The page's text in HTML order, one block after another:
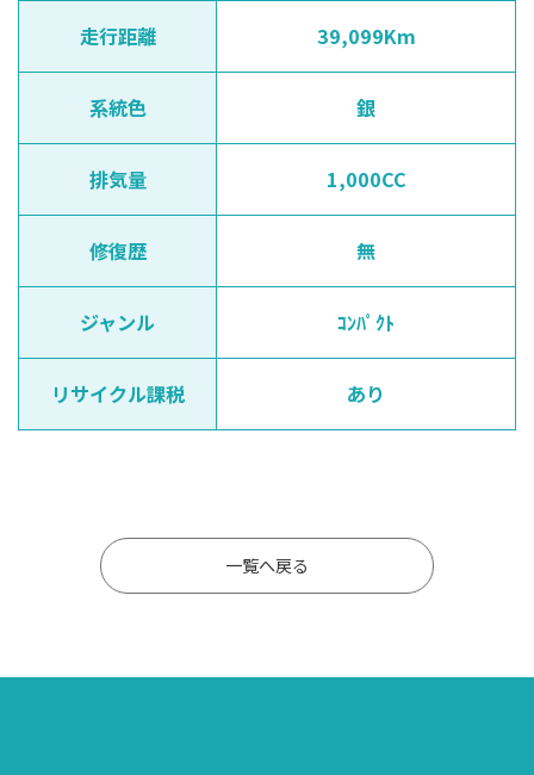
走行距離 39,099Km
系統色 銀
排気量 1,000CC
修復歴 無
ジャンル ｺﾝﾊﾟｸﾄ
リサイクル課税 あり
一覧へ戻る